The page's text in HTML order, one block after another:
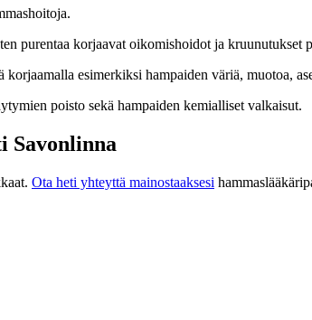
purentaa korjaavat oikomishoidot ja kruunutukset
esimerkiksi hampaiden väriä, muotoa,
poisto sekä hampaiden kemialliset valkaisut.
Savonlinna
Ota heti yhteyttä mainostaaksesi